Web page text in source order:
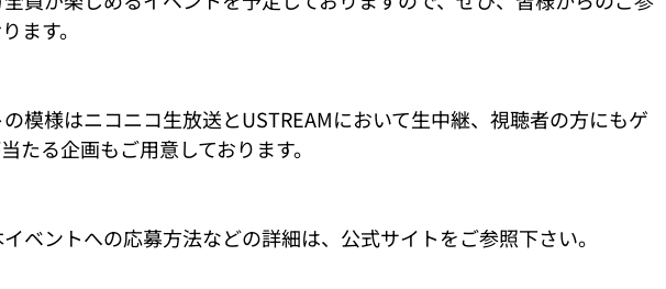
ます。
模様はニコニコ生放送とUSTREAMにおいて生中継、視聴者の方にもゲ
たる企画もご用意しております。
ベントへの応募方法などの詳細は、公式サイトをご参照下さい。